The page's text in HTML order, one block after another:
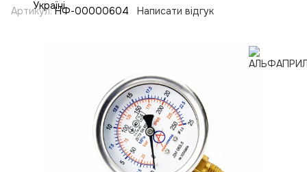
Артикул:НФ-00000604 Написати відгук